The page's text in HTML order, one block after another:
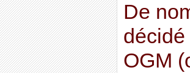
De
décidé
OGM